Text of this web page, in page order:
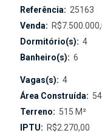
Referência: 25163
Venda:
Dormitório(s): 4
Banheiro(s): 6
Vagas(s): 4
Área Construída:
Terreno: 515 M²
IPTU: R$2.270,00